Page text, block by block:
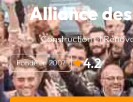
Vous êtes un Artisan ?
Connexion
Alliance
Construction et
Fondé en 2007 4.2